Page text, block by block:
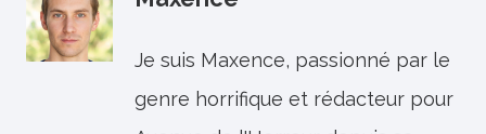
Je suis Maxence, passionné par le
genre horrifique et rédacteur pour